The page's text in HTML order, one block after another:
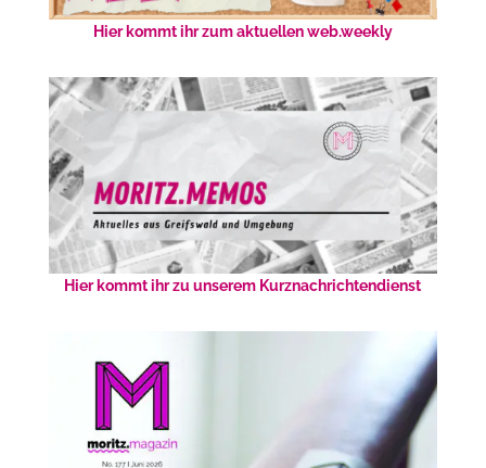
Hier kommt ihr zum aktuellen web.weekly
Hier kommt ihr zu unserem Kurznachrichtendienst